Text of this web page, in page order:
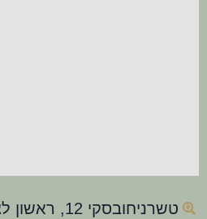
טשרניחובסקי 12, ראשון לציון